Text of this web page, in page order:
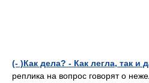
(- )Как дела? - Как легла, так и
реплика на вопрос говорят о